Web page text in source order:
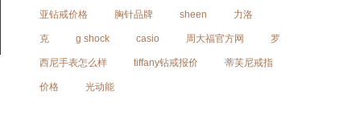
亚钻戒价格 胸针品牌 sheen 力洛
克 g shock casio 周大福官方网 罗
西尼手表怎么样 tiffany钻戒报价 蒂芙尼戒指
价格 光动能